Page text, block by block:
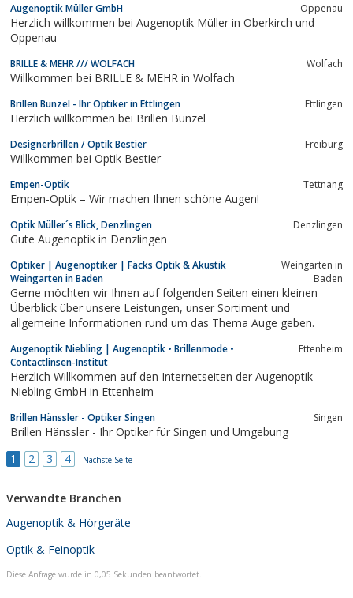
Augenoptik Müller GmbH Oppenau
Herzlich willkommen bei Augenoptik Müller in Oberkirch und
Oppenau
BRILLE & MEHR /// WOLFACH Wolfach
Willkommen bei BRILLE & MEHR in Wolfach
Brillen Bunzel - Ihr Optiker in Ettlingen Ettlingen
Herzlich willkommen bei Brillen Bunzel
Designerbrillen / Optik Bestier Freiburg
Willkommen bei Optik Bestier
Empen-Optik Tettnang
Empen-Optik – Wir machen Ihnen schöne Augen!
Optik Müller´s Blick, Denzlingen Denzlingen
Gute Augenoptik in Denzlingen
Optiker | Augenoptiker | Fäcks Optik & Akustik
Weingarten in Baden
Weingarten in
Baden
Gerne möchten wir Ihnen auf folgenden Seiten einen kleinen
Überblick über unsere Leistungen, unser Sortiment und
allgemeine Informationen rund um das Thema Auge geben.
Augenoptik Niebling | Augenoptik • Brillenmode •
Contactlinsen-Institut
Ettenheim
Herzlich Willkommen auf den Internetseiten der Augenoptik
Niebling GmbH in Ettenheim
Brillen Hänssler - Optiker Singen Singen
Brillen Hänssler - Ihr Optiker für Singen und Umgebung
1
2 3 4 Nächste Seite
Verwandte Branchen
Augenoptik & Hörgeräte
Optik & Feinoptik
Diese Anfrage wurde in 0,05 Sekunden beantwortet.